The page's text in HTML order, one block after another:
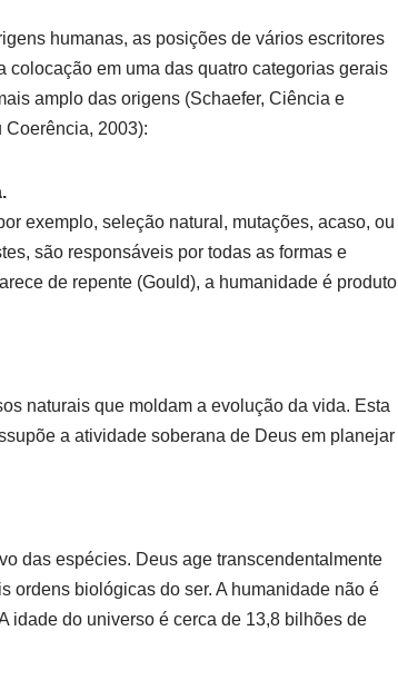
humanas, as posições de vários escritores
colocação em uma das quatro categorias gerais
amplo das origens (Schaefer, Ciência e
2003):
exemplo, seleção natural, mutações, acaso, ou
são responsáveis por todas as formas e
de repente (Gould), a humanidade é produto
naturais que moldam a evolução da vida. Esta
a atividade soberana de Deus em planejar
das espécies. Deus age transcendentalmente
ordens biológicas do ser. A humanidade não é
idade do universo é cerca de 13,8 bilhões de